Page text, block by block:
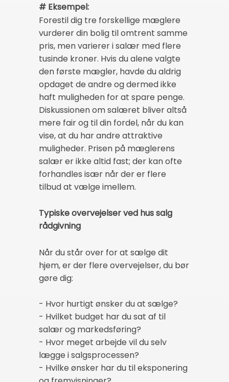
# Eksempel:
Forestil dig tre forskellige mæglere
vurderer din bolig til omtrent samme
pris, men varierer i salær med flere
tusinde kroner. Hvis du alene valgte
den første mægler, havde du aldrig
opdaget de andre og dermed ikke
haft muligheden for at spare penge.
Diskussionen om salæret bliver altså
mere fair og til din fordel, når du kan
vise, at du har andre attraktive
muligheder. Prisen på mæglerens
salær er ikke altid fast; der kan ofte
forhandles især når der er flere
tilbud at vælge imellem.
Typiske overvejelser ved hus salg
rådgivning
Når du står over for at sælge dit
hjem, er der flere overvejelser, du bør
gøre dig:
- Hvor hurtigt ønsker du at sælge?
- Hvilket budget har du sat af til
salær og markedsføring?
- Hvor meget arbejde vil du selv
lægge i salgsprocessen?
- Hvilke ønsker har du til eksponering